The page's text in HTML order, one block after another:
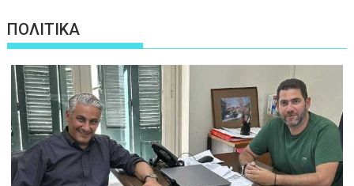
ΠΟΛΙΤΙΚΑ